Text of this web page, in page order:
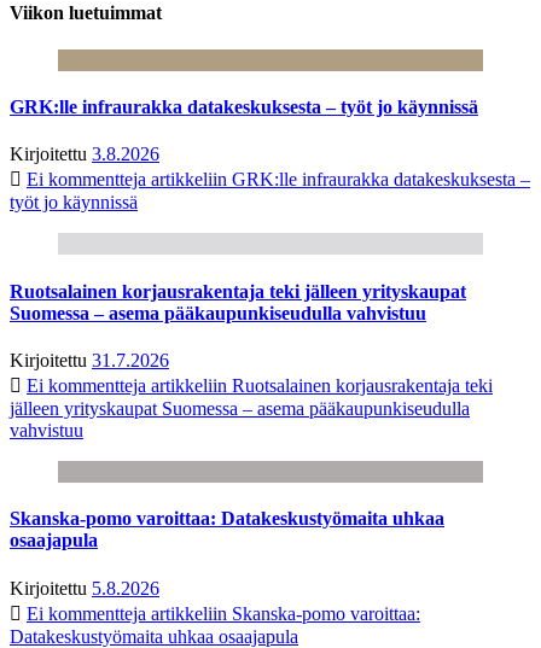
Viikon luetuimmat
GRK:lle infraurakka datakeskuksesta – työt jo käynnissä
Kirjoitettu 3.8.2026
Ei kommentteja artikkeliin GRK:lle infraurakka datakeskuksesta –
työt jo käynnissä
Ruotsalainen korjausrakentaja teki jälleen yrityskaupat
Suomessa – asema pääkaupunkiseudulla vahvistuu
Kirjoitettu 31.7.2026
Ei kommentteja artikkeliin Ruotsalainen korjausrakentaja teki
jälleen yrityskaupat Suomessa – asema pääkaupunkiseudulla
vahvistuu
Skanska-pomo varoittaa: Datakeskustyömaita uhkaa
osaajapula
Kirjoitettu 5.8.2026
Ei kommentteja artikkeliin Skanska-pomo varoittaa:
Datakeskustyömaita uhkaa osaajapula